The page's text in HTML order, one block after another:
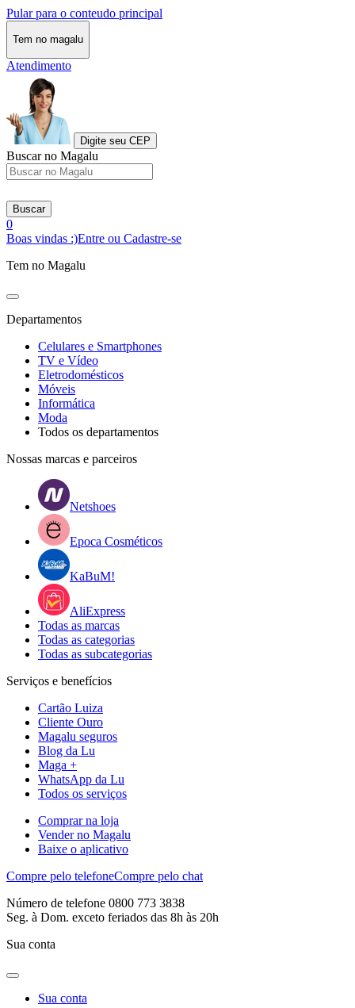
Pular para o conteudo principal
Tem no magalu
Atendimento
Digite seu CEP
Buscar no Magalu
Buscar
0
Boas vindas :)Entre ou Cadastre-se
Tem no Magalu
Departamentos
Celulares e Smartphones
TV e Vídeo
Eletrodomésticos
Móveis
Informática
Moda
Todos os departamentos
Nossas marcas e parceiros
Netshoes
Epoca Cosméticos
KaBuM!
AliExpress
Todas as marcas
Todas as categorias
Todas as subcategorias
Serviços e benefícios
Cartão Luiza
Cliente Ouro
Magalu seguros
Blog da Lu
Maga +
WhatsApp da Lu
Todos os serviços
Comprar na loja
Vender no Magalu
Baixe o aplicativo
Compre pelo telefoneCompre pelo chat
Número de telefone 0800 773 3838
Seg. à Dom. exceto feriados das 8h às 20h
Sua conta
Sua conta